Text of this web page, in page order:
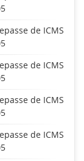
de ICMS
de ICMS
de ICMS
de ICMS